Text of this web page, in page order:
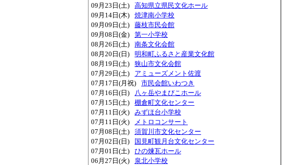
09月23日(土)
高知県立県民文化ホール
09月14日(木)
焼津南小学校
09月09日(土)
藤枝市民会館
09月08日(金)
第一小学校
08月26日(土)
南条文化会館
08月20日(日)
明和町ふるさと産業文化館
08月19日(土)
狭山市文化会館
07月29日(土)
アミューズメント佐渡
07月17日(月祝)
市民会館いわつき
07月16日(日)
八ヶ岳やまびこホール
07月15日(土)
棚倉町文化センター
07月11日(火)
みずほ台小学校
07月11日(火)
メトロコンサート
07月08日(土)
須賀川市文化センター
07月02日(日)
国見町観月台文化センター
07月01日(土)
ひの煉瓦ホール
06月27日(火)
泉北小学校